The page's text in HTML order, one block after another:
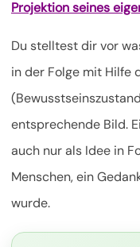
Projektion seines
Du stelltest dir vor
in der Folge mit Hilfe
entsprechende Bild.
auch nur als Idee in
Menschen, ein
wurde.